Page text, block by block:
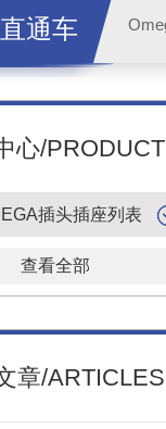
通车
心/PRODUCT
插头插座列表
查看全部
章/ARTICLES